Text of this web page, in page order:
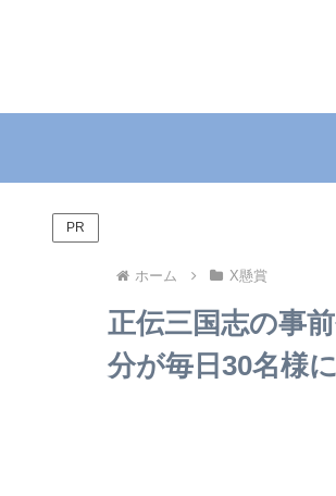
PR
ホーム X懸賞
正伝三国志の事
分が毎日30名様